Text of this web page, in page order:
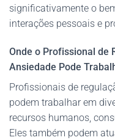
significativamente o
interações pessoais e
Onde o Profissional de
Ansiedade Pode
Profissionais de
podem trabalhar em
recursos humanos,
Eles também podem